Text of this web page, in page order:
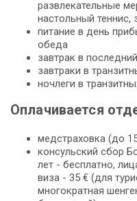
развлекательные
настольный теннис,
питание в день
обеда
завтрак в
завтраки в
ночлеги в
Оплачивается
медстраховка (до
консульский сбор
лет - бесплатно,
виза - 35 € (для
многократная